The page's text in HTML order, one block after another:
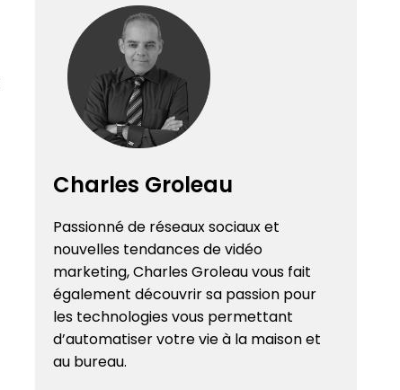
Charles Groleau
Passionné de réseaux sociaux et
nouvelles tendances de vidéo
marketing, Charles Groleau vous fait
également découvrir sa passion pour
les technologies vous permettant
d’automatiser votre vie à la maison et
au bureau.